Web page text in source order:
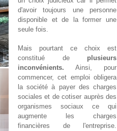
d'avoir toujours une personne
disponible et de la former une
seule fois.
Mais pourtant ce choix est
constitué de plusieurs
inconvénients. Ainsi, pour
commencer, cet emploi obligera
la société à payer des charges
sociales et de cotiser auprès des
organismes sociaux ce qui
augmente les charges
financières de l'entreprise.